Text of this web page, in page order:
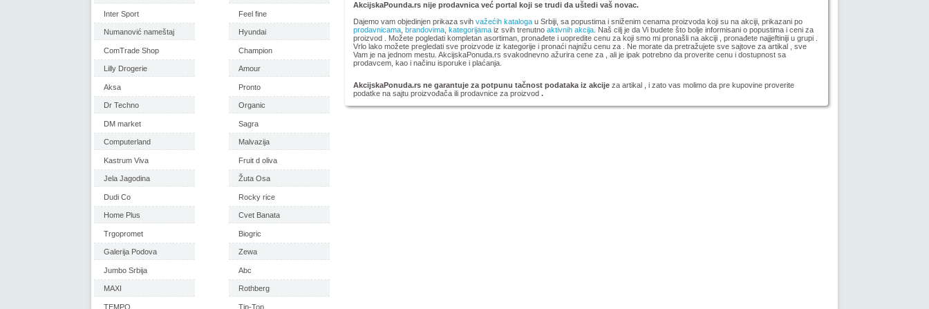
AkcijskaPounda.rs nije prodavnica već portal koji se trudi da uštedi vaš novac.
Dajemo vam objedinjen prikaza svih važećih kataloga u Srbiji, sa popustima i sniženim cenama proizvoda koji su na akciji, prikazani po
prodavnicama brandovima kategorijama iz svih trenutno aktivnih akcija . Naš cilj je da Vi budete što bolje informisani o popustima i ceni za
proizvod
. Možete pogledati kompletan asortiman, pronađete i uopredite cenu za koji smo mi pronašli na akciji
, pronađete najjeftiniji u grupi .
Vrlo lako možete pregledati sve proizvode iz kategorije i pronaći najnižu cenu za . Ne morate da pretražujete sve sajtove za artikal , sve
Vam je na jednom mestu. AkcijskaPonuda.rs svakodnevno ažurira cene za , ali je ipak potrebno da proverite cenu i dostupnost sa
prodavcem, kao i načinu isporuke i plaćanja.
AkcijskaPonuda.rs ne garantuje za potpunu tačnost podataka iz akcije za artikal
, i zato vas molimo da pre kupovine proverite
podatke na sajtu proizvođača ili prodavnice za proizvod .
Inter Sport
Numanović nameštaj
ComTrade Shop
Lilly Drogerie
Aksa
Dr Techno
DM market
Computerland
Kastrum Viva
Jela Jagodina
Dudi Co
Home Plus
Trgopromet
Galerija Podova
Jumbo Srbija
MAXI
TEMPO
Feel fine
Hyundai
Champion
Amour
Pronto
Organic
Sagra
Malvazija
Fruit d oliva
Žuta Osa
Rocky rice
Cvet Banata
Biogric
Zewa
Abc
Rothberg
Tip-Top